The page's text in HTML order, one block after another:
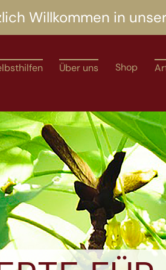
Willkommen in
Über uns Shop